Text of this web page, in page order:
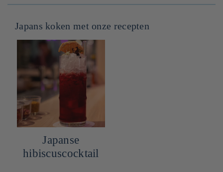
Japans koken met onze recepten
Japanse
hibiscuscocktail